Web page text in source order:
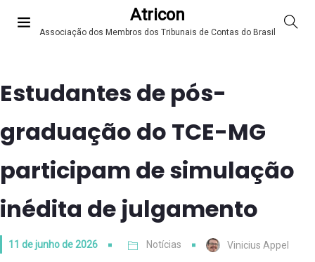
Atricon
Associação dos Membros dos Tribunais de Contas do Brasil
Estudantes de pós-
graduação do TCE-MG
participam de simulação
inédita de julgamento
11 de junho de 2026 Notícias Vinicius Appel